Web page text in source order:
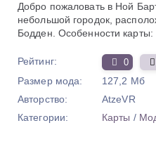
Добро пожаловать в Ной
небольшой городок,
Бодден. Особенности
Рейтинг: 0
Размер мода:
127,2 Мб
Авторство:
AtzeVR
Категории:
Карты /